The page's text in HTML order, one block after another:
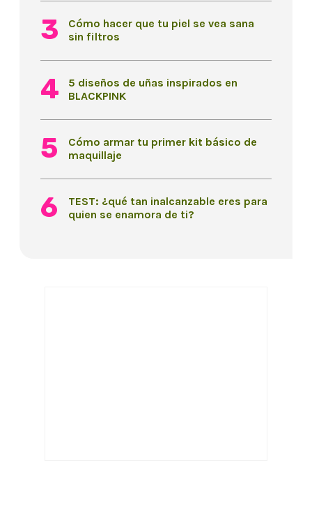
Cómo hacer que tu piel se vea sana
sin filtros
5 diseños de uñas inspirados en
BLACKPINK
Cómo armar tu primer kit básico de
maquillaje
TEST: ¿qué tan inalcanzable eres para
quien se enamora de ti?